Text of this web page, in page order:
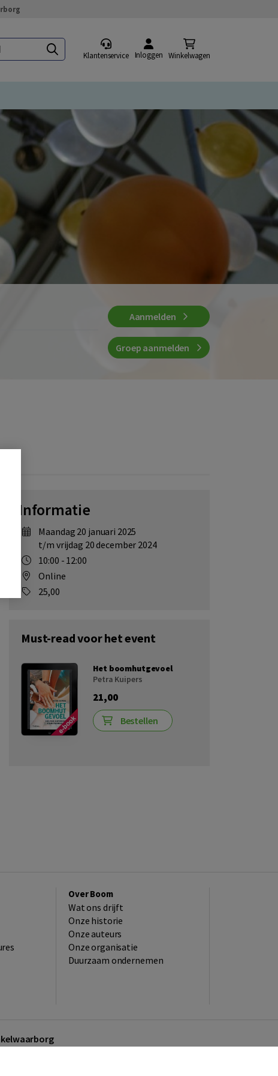
Klantenservice Inloggen Winkelwagen
Aanmelden
Groep aanmelden
Informatie
maandag 20 januari 2025
t/m vrijdag 20 december 2024
10:00 - 12:00
Online
25,00
Must-read voor het event
Het boomhutgevoel
Petra Kuipers
21,00
Bestellen
Over Boom
Wat ons drijft
Onze historie
Onze auteurs
Onze organisatie
Duurzaam ondernemen